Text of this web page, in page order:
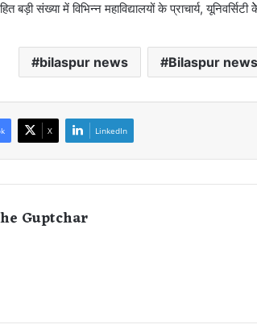
बड़ी संख्या में विभिन्न महाविद्यालयों के प्राचार्य, यूनिवर्सिटी
bilaspur news Bilaspur
X LinkedIn
Guptchar